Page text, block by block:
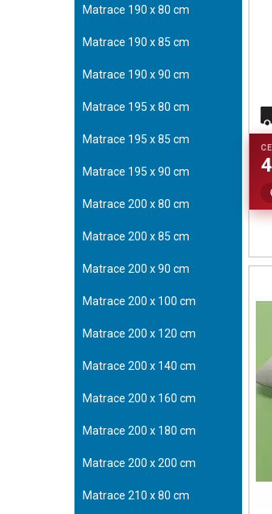
Matrace 190 x 80 cm
Matrace 190 x 85 cm
Matrace 190 x 90 cm
Matrace 195 x 80 cm
Matrace 195 x 85 cm
Matrace 195 x 90 cm
Matrace 200 x 80 cm
Matrace 200 x 85 cm
Matrace 200 x 90 cm
Matrace 200 x 100 cm
Matrace 200 x 120 cm
Matrace 200 x 140 cm
Matrace 200 x 160 cm
Matrace 200 x 180 cm
Matrace 200 x 200 cm
Matrace 210 x 80 cm